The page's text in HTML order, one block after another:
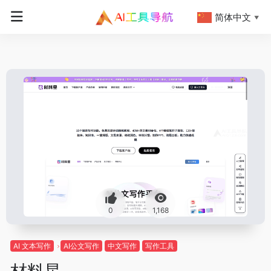
0 1,168
AI 文本写作 AI公文写作 中文写作 写作工具
简体中文 ▼